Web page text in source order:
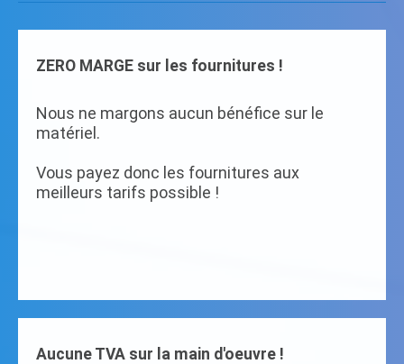
ZERO MARGE sur les fournitures !
Nous ne margons aucun bénéfice sur le
matériel.
Vous payez donc les fournitures aux
meilleurs tarifs possible !
Aucune TVA sur la main d'oeuvre !